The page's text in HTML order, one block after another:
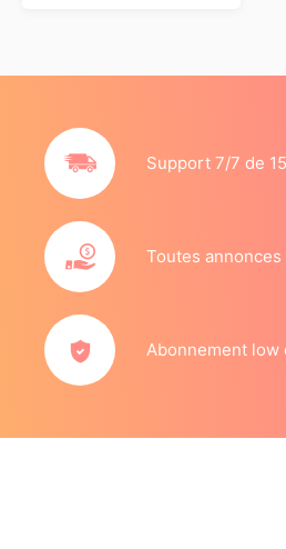
Support 7/7 de
Toutes
Abonnement low